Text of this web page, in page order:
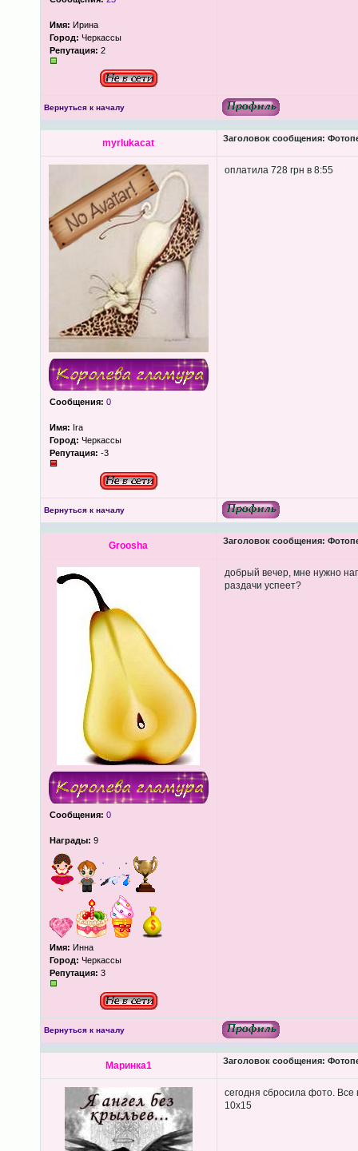
Имя: Ирина
Город: Черкассы
Репутация: 2
Вернуться к началу
myrlukacat Заголовок сообщения:
Сообщения: 0
Имя: Ira
Город: Черкассы
Репутация: -3
оплатила 728 грн в 8:55
Вернуться к началу
Groosha Заголовок сообщения:
Сообщения: 0
Награды: 9
Имя: Инна
Город: Черкассы
Репутация: 3
добрый вечер, мне нужно
раздачи успеет?
Вернуться к началу
Маринка1 Заголовок сообщения:
сегодня сбросила фото.
10х15